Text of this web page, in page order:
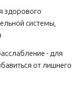
здорового
системы,
- для
от лишнего